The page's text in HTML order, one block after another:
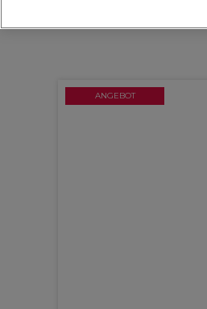
ANGEBOT